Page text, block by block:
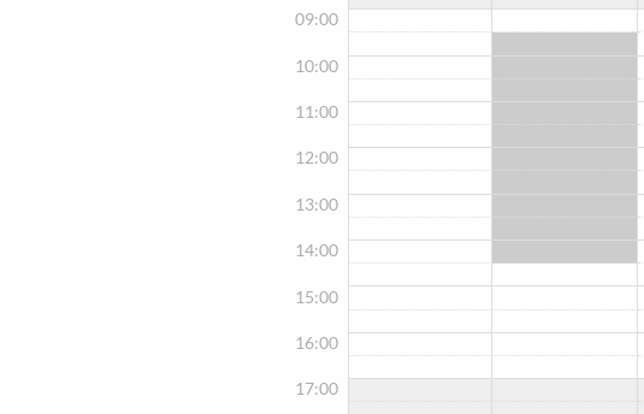
09:00
10:00
11:00
12:00
13:00
14:00
15:00
16:00
17:00